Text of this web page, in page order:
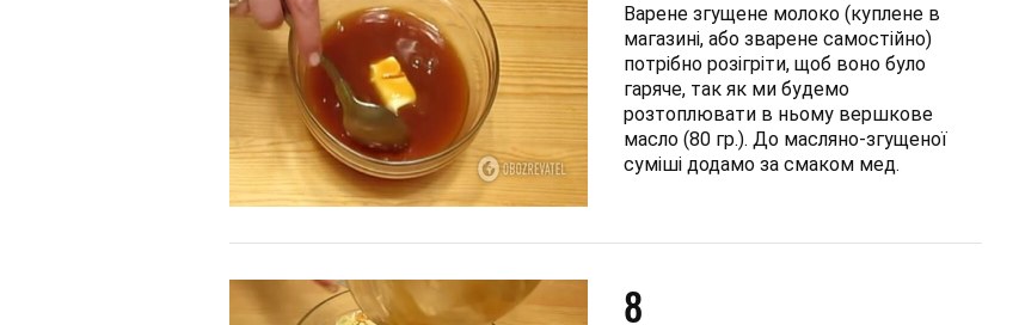
Варене згущене молоко (куплене в
магазині, або зварене самостійно)
потрібно розігріти, щоб воно було
гаряче, так як ми будемо
розтоплювати в ньому вершкове
масло (80 гр.). До масляно-згущеної
суміші додамо за смаком мед.
8